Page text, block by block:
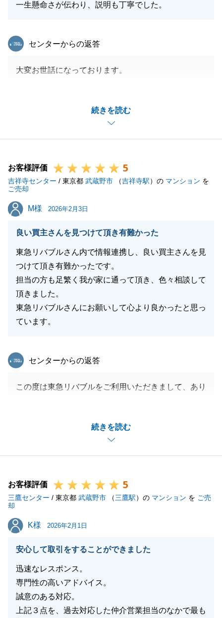
一生懸命さが伝わり、説明も丁寧でした。
続きを読む
東急リバブル
センターからの返答
大変お世話になっております。
Ｔ様のお力添えのおかげで、無事お引渡しまで完了す
また何か不動産に関するお困りのことがございました
引き続き、よろしくお願いいたします。
お客様評価 5
吉祥寺センター / 東京都 武蔵野市 （吉祥寺駅）の マンション を
ご売却
M様
M様 2026年2月3日
良い買主さんを見つけて頂き有難かった
東急リバブルさん内で情報連携し、良い買主さんを見
つけて頂き有難かったです。
担当の方も足繁く我が家に通って頂き、色々相談して
頂きました。
東急リバブルさんにお願いして心より良かったと思っ
ています。
続きを読む
東急リバブル
センターからの返答
この度は東急リバブルをご利用いただきまして、あり
身に余る光栄なお言葉をいただき、本当にありがとう
M様から「リバブルにお願いして良かった」と言って
ます。
私自身、M様のご自宅に伺い、色々とお話しをさせて
が実を結び、大切な住まいを素敵な買主様へと繋ぐお
りません。
お取引は一区切りとなりますが、今後も何かお困りご
とがございましたら、いつでもお気軽にお声がけくだ
さい。
M様の新しい生活が、素晴らしいものとなりますよう
お客様評価 5
三鷹センター / 東京都 武蔵野市 （三鷹駅）の マンション を ご売
却
K様
K様 2026年2月1日
安心して取引をすることができました
迅速なレスポンス。
専門性の高いアドバイス。
誠意のある対応。
上記３点を、過去対応した仲介営業担当のなかで最も